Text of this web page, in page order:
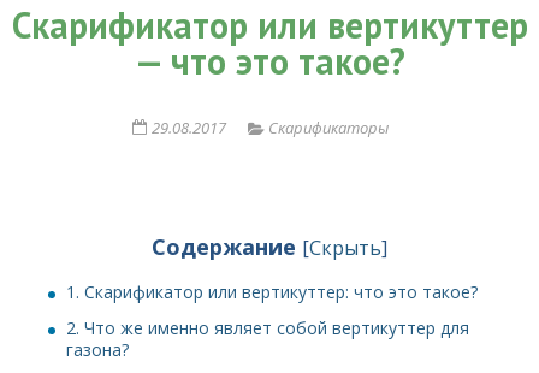
Скарификатор или вертикуттер
— что это такое?
29.08.2017 Скарификаторы
Содержание [Скрыть]
1. Скарификатор или вертикуттер: что это такое?
2. Что же именно являет собой вертикуттер для
газона?